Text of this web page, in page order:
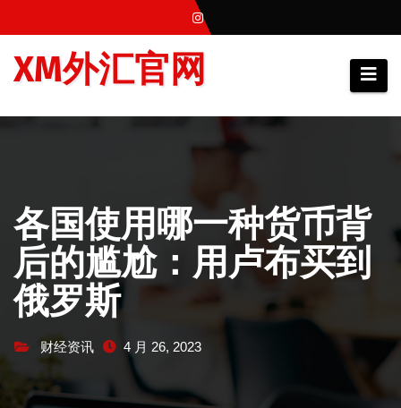
至
XM外汇官网
各国使用哪一种货币背
后的尴尬：用卢布买到
俄罗斯
财经资讯 4 月 26, 2023